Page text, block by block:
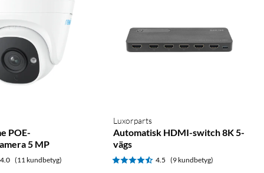
POE-
5 MP
4.0 (11 kundbetyg)
Luxorparts
Automatisk HDMI-switch 8K 5-
vägs
4.5 (9 kundbetyg)